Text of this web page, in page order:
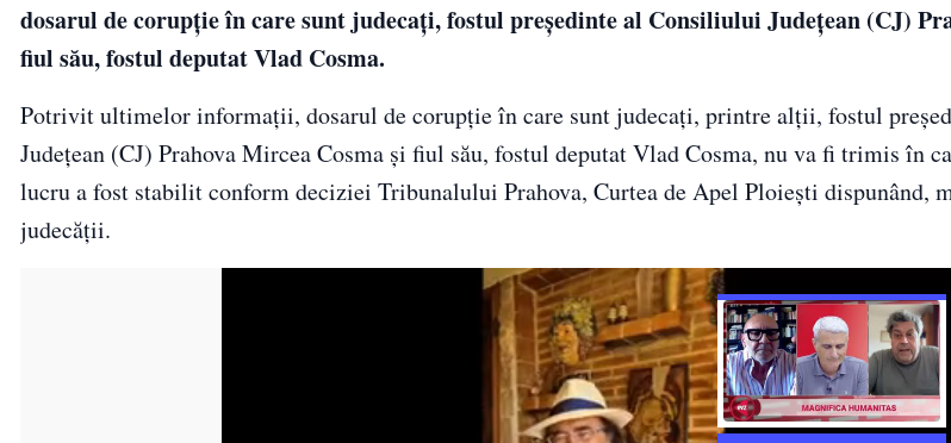
dosarul de corupţie în care sunt judecaţi, fostul preşedinte al Consiliului Judeţean (CJ)
fiul său, fostul deputat Vlad Cosma.
Potrivit ultimelor informații, dosarul de corupţie în care sunt judecaţi, printre alţii, fostul
Judeţean (CJ) Prahova Mircea Cosma şi fiul său, fostul deputat Vlad Cosma, nu va fi trimis în
lucru a fost stabilit conform deciziei Tribunalului Prahova, Curtea de Apel Ploieşti dispunând,
judecăţii.